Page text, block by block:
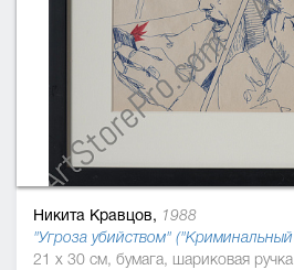
Никита Кравцов, 1988
21 x 30 см, бумага, шариковая ручка